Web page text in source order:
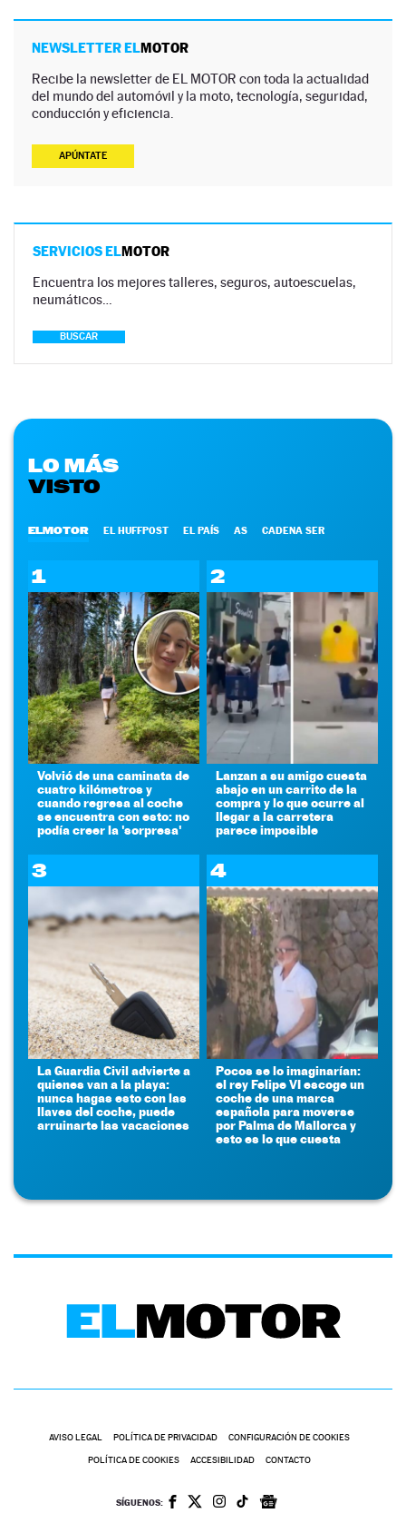
NEWSLETTER ELMOTOR
Recibe la newsletter de EL MOTOR con toda la actualidad
del mundo del automóvil y la moto, tecnología, seguridad,
conducción y eficiencia.
APÚNTATE
SERVICIOS ELMOTOR
Encuentra los mejores talleres, seguros, autoescuelas,
neumáticos…
BUSCAR
LO MÁS
VISTO
ELMOTOR EL HUFFPOST EL PAÍS AS CADENA SER
1
Volvió de una caminata de
cuatro kilómetros y
cuando regresa al coche
se encuentra con esto: no
podía creer la 'sorpresa'
2
Lanzan a su amigo cuesta
abajo en un carrito de la
compra y lo que ocurre al
llegar a la carretera
parece imposible
3
La Guardia Civil advierte a
quienes van a la playa:
nunca hagas esto con las
llaves del coche, puede
arruinarte las vacaciones
4
Pocos se lo imaginarían:
el rey Felipe VI escoge un
coche de una marca
española para moverse
por Palma de Mallorca y
esto es lo que cuesta
AVISO LEGAL POLÍTICA DE PRIVACIDAD CONFIGURACIÓN DE COOKIES
POLÍTICA DE COOKIES ACCESIBILIDAD CONTACTO
SÍGUENOS: